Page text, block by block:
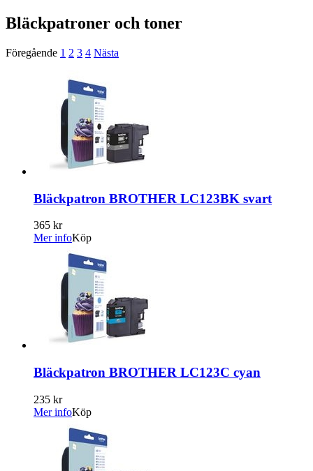
Bläckpatroner och toner
Föregående 1 2 3 4 Nästa
Bläckpatron BROTHER LC123BK svart
365 kr
Mer infoKöp
Bläckpatron BROTHER LC123C cyan
235 kr
Mer infoKöp